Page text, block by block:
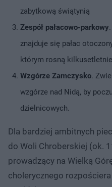
zabytkową świątynią
Zespół pałacowo-parkowy
znajduje się pałac
którym rosną
Wzgórze Zamczysko.
wzgórze nad Nidą, by
dzielnicowych.
Dla bardziej ambitnych
do Woli Chroberskiej (ok.
prowadzący na Wielką
cholerycznego